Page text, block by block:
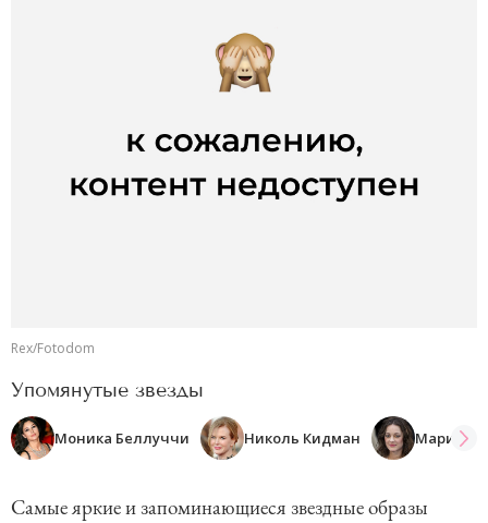
Rex/Fotodom
Упомянутые звезды
Моника Беллуччи Николь Кидман Марион
Самые яркие и запоминающиеся звездные образы